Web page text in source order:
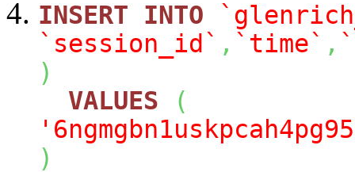
INSERT
INTO
`session_id` , `time` ,
)
VALUES
(
)